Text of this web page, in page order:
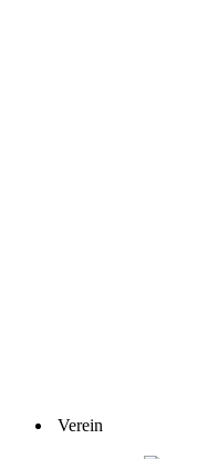
Verein